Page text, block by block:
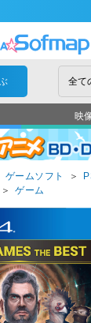
映
ゲームソフト ＞
＞ ゲーム